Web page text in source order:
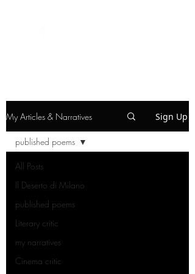
My Articles & Narratives Sign Up
All Posts
Il Deserto di Milano
published poems
Literary critic
my narratives
Cinema critic
published poems